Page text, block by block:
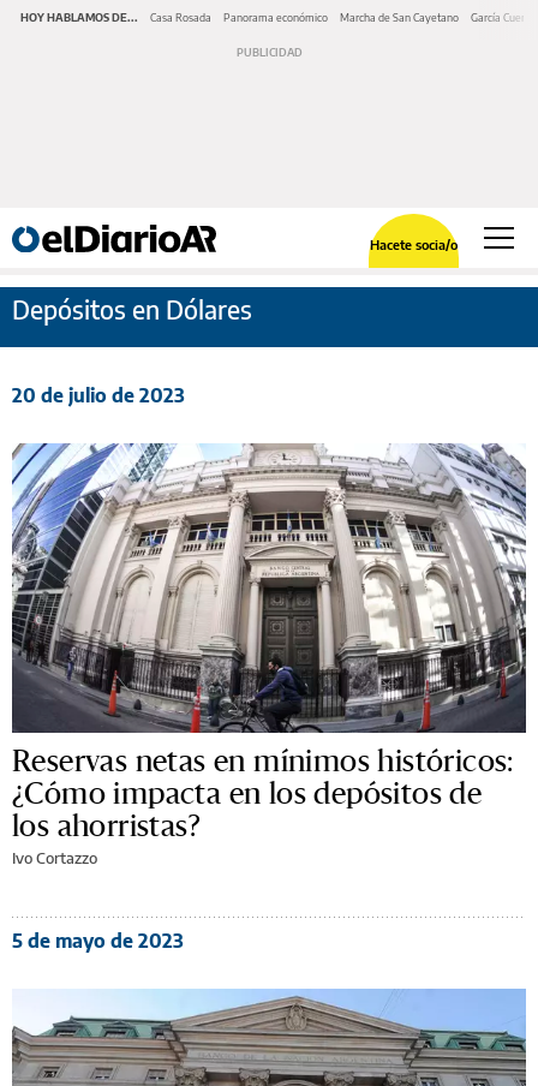
HOY HABLAMOS DE... Casa Rosada Panorama económico Marcha de San Cayetano García Cuerva
Hacete socia/o
Depósitos en Dólares
20 de julio de 2023
Reservas netas en mínimos históricos:
¿Cómo impacta en los depósitos de
los ahorristas?
Ivo Cortazzo
5 de mayo de 2023